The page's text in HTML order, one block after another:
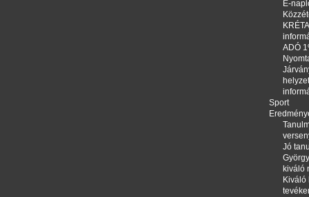
E-
ADÓ
Sport
Jó
kiváló
Kiváló